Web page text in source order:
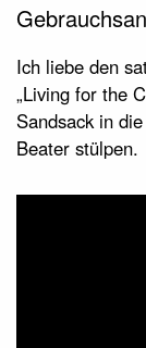
Ich liebe den
„Living for the
Sandsack in
Beater stülpen.